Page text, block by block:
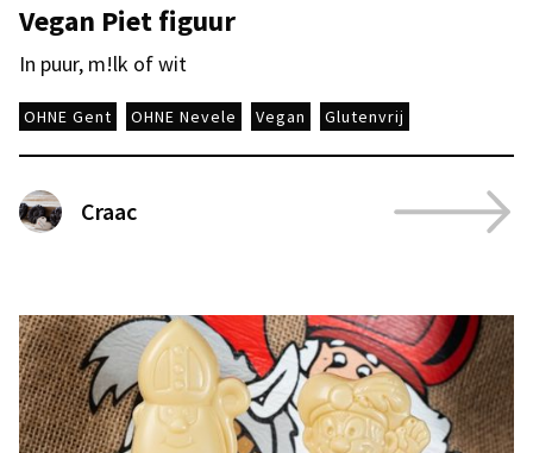
Vegan Piet figuur
In puur, m!lk of wit
OHNE Gent OHNE Nevele Vegan Glutenvrij
Craac